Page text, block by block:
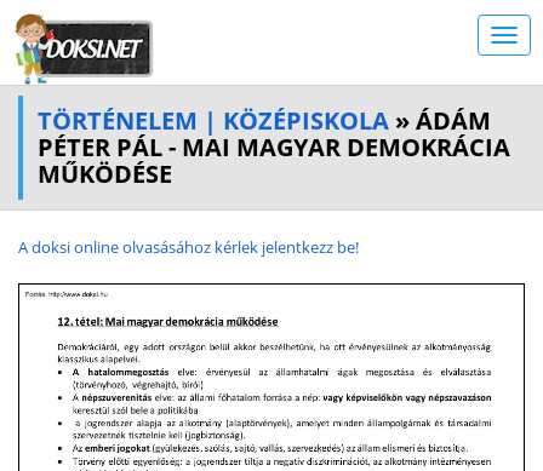
TÖRTÉNELEM | KÖZÉPISKOLA » ÁDÁM
PÉTER PÁL - MAI MAGYAR DEMOKRÁCIA
MŰKÖDÉSE
A doksi online olvasásához kérlek jelentkezz be!